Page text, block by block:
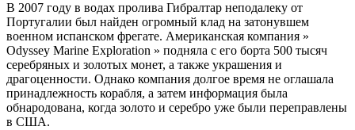
В 2007 году в водах пролива Гибралтар неподалеку от
Португалии был найден огромный клад на затонувшем
военном испанском фрегате. Американская компания »
Odyssey Marine Exploration » подняла с его борта 500 тысяч
серебряных и золотых монет, а также украшения и
драгоценности. Однако компания долгое время не оглашала
принадлежность корабля, а затем информация была
обнародована, когда золото и серебро уже были переправлены
в США.